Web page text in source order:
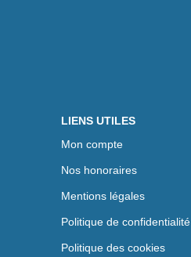
LIENS UTILES
Mon compte
Nos honoraires
Mentions légales
Politique de confidentialité
Politique des cookies